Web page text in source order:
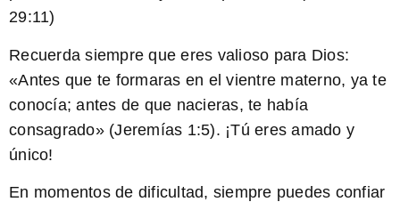
29:11)
Recuerda siempre queeres valioso para Dios:
«Antes que te formaras en el vientre materno, ya te
conocía; antes de que nacieras, te había
consagrado» (Jeremías 1:5). ¡Tú eres amado y
único!
En momentos de dificultad, siempre puedes confiar